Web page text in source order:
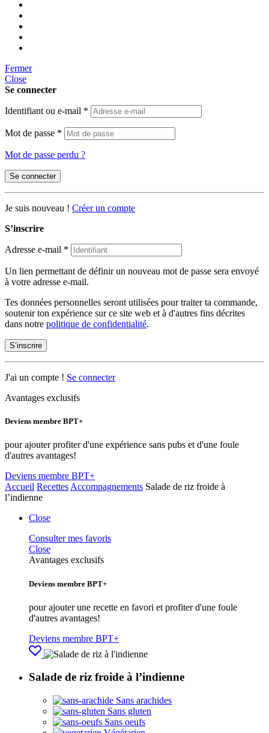
Fermer
Close
Se connecter
Identifiant ou e-mail *
Mot de passe *
Mot de passe perdu ?
Se connecter
Je suis nouveau ! Créer un compte
S’inscrire
Adresse e-mail *
Un lien permettant de définir un nouveau mot de passe sera envoyé
à votre adresse e-mail.
Tes données personnelles seront utilisées pour traiter ta commande,
soutenir ton expérience sur ce site web et à d'autres fins décrites
dans notre politique de confidentialité.
S’inscrire
J'ai un compte ! Se connecter
Avantages exclusifs
Deviens membre BPT+
pour ajouter profiter d'une expérience sans pubs et d'une foule
d'autres avantages!
Deviens membre BPT+
Accueil Recettes Accompagnements Salade de riz froide à
l’indienne
Close
Consulter mes favoris
Close
Avantages exclusifs
Deviens membre BPT+
pour ajouter une recette en favori et profiter d'une foule
d'autres avantages!
Deviens membre BPT+
Salade de riz froide à l’indienne
Sans arachides
Sans gluten
Sans oeufs